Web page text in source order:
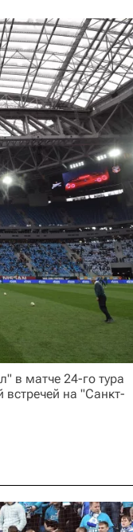
в матче 24-го тура
на "Санкт-